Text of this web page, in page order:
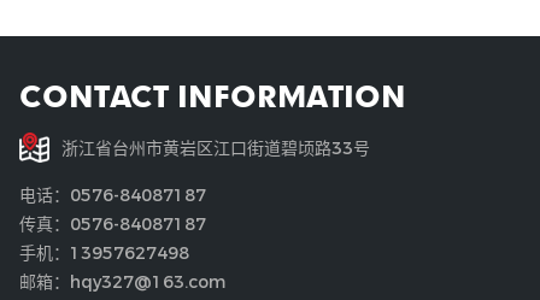
CONTACT INFORMATION
浙江省台州市黄岩区江口街道碧顷路33号
电话：0576-84087187
传真：0576-84087187
手机：13957627498
邮箱：hqy327@163.com